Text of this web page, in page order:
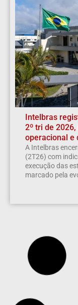
Intelbras
2º tri de
operacional e
A Intelbras
(2T26) com
execução das
marcado pela